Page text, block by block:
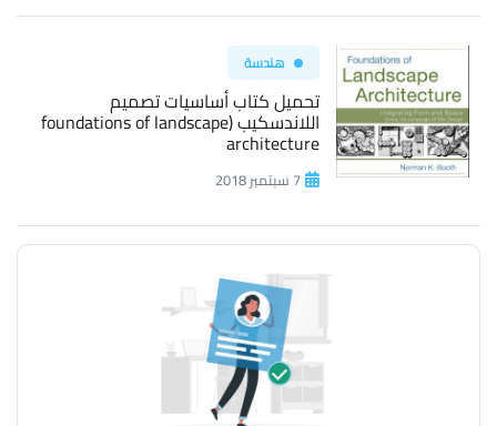
هندسة
تحميل كتاب أساسيات تصميم
اللاندسكيب (foundations of landscape
architecture
7 سبتمبر 2018